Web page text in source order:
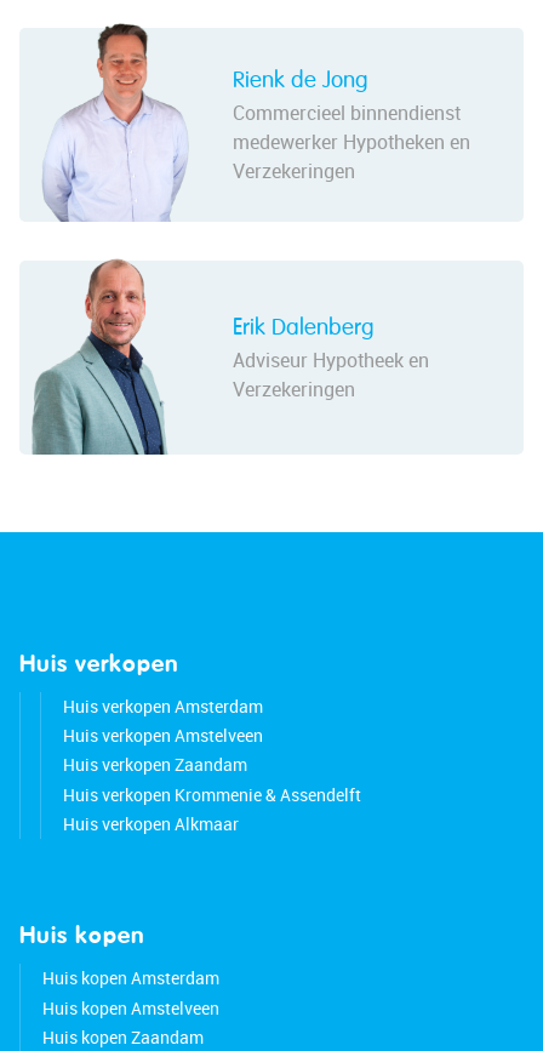
Rienk de Jong
Commercieel binnendienst
medewerker Hypotheken en
Verzekeringen
Erik Dalenberg
Adviseur Hypotheek en
Verzekeringen
Huis verkopen
Huis verkopen Amsterdam
Huis verkopen Amstelveen
Huis verkopen Zaandam
Huis verkopen Krommenie & Assendelft
Huis verkopen Alkmaar
Huis kopen
Huis kopen Amsterdam
Huis kopen Amstelveen
Huis kopen Zaandam